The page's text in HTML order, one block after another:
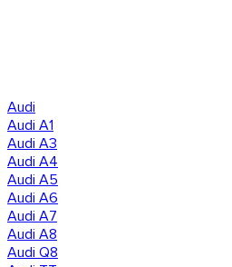
Audi
Audi A1
Audi A3
Audi A4
Audi A5
Audi A6
Audi A7
Audi A8
Audi Q8